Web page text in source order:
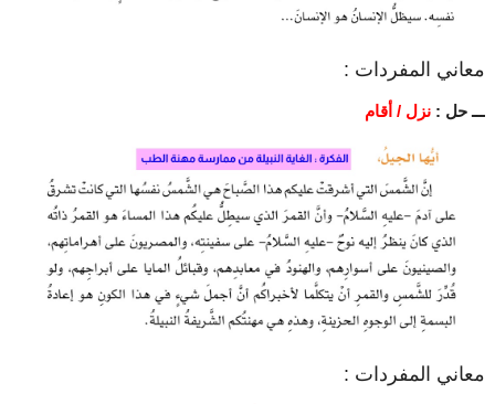
معاني المفردات :
ـــ حل : نزل / أقام
معاني المفردات :